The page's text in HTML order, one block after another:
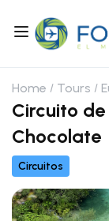
Home Tours
Circuito de
Chocolate
Circuitos